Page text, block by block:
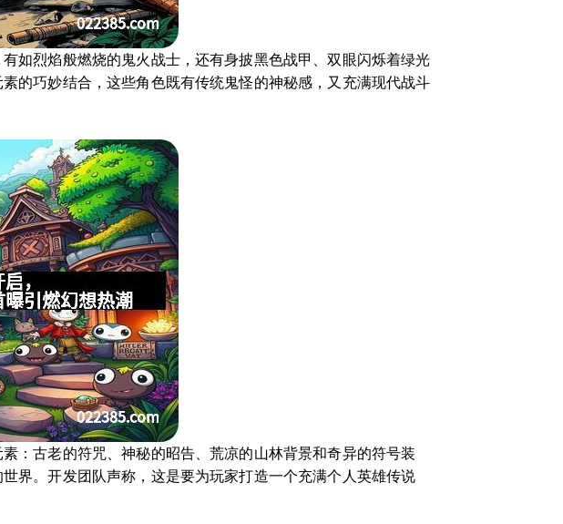
烈焰般燃烧的鬼火战士，还有身披黑色战甲、双眼闪烁着绿光
的巧妙结合，这些角色既有传统鬼怪的神秘感，又充满现代战斗
：古老的符咒、神秘的昭告、荒凉的山林背景和奇异的符号装
界。开发团队声称，这是要为玩家打造一个充满个人英雄传说